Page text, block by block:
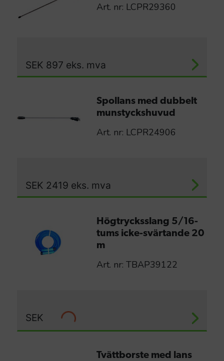
Art. nr: LCPR29360
SEK 897 eks. mva
Spollans med dubbelt
munstyckshuvud
Art. nr: LCPR24906
SEK 2419 eks. mva
Högtrycksslang 5/16-
tums icke-svärtande 20
m
Art. nr: TBAP39122
SEK
Tvättborste med lans